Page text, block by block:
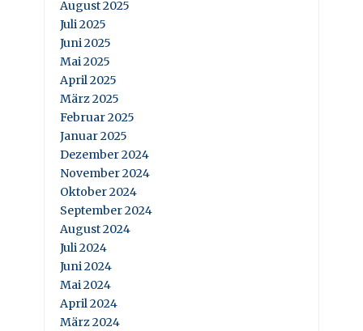
August 2025
Juli 2025
Juni 2025
Mai 2025
April 2025
März 2025
Februar 2025
Januar 2025
Dezember 2024
November 2024
Oktober 2024
September 2024
August 2024
Juli 2024
Juni 2024
Mai 2024
April 2024
März 2024